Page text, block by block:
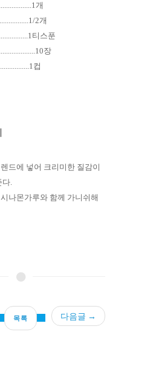
개
2개
티스푼
장
컵
드에 넣어 크리미한 질감이
다.
나몬가루와 함께 가니쉬해
목록 다음글 →